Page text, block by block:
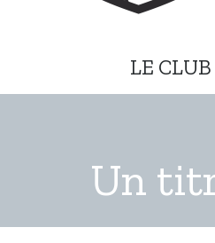
LE CLUB
Un